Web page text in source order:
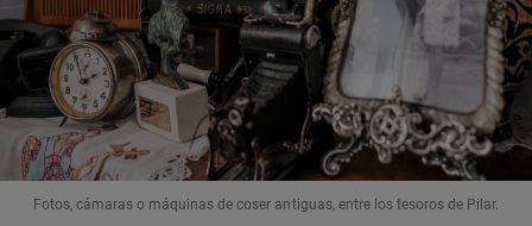
Fotos, cámaras o máquinas de coser antiguas, entre los tesoros de Pilar.